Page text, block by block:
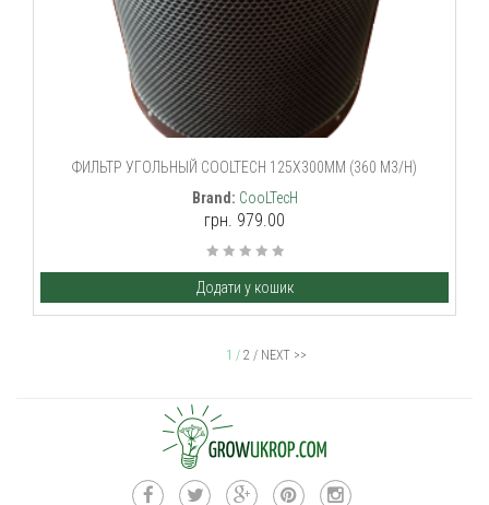
ФИЛЬТР УГОЛЬНЫЙ COOLTECH 125X300MM (360 M3/H)
Brand: CooLTecH
грн. 979.00
Додати у кошик
1 / 2 / NEXT >>